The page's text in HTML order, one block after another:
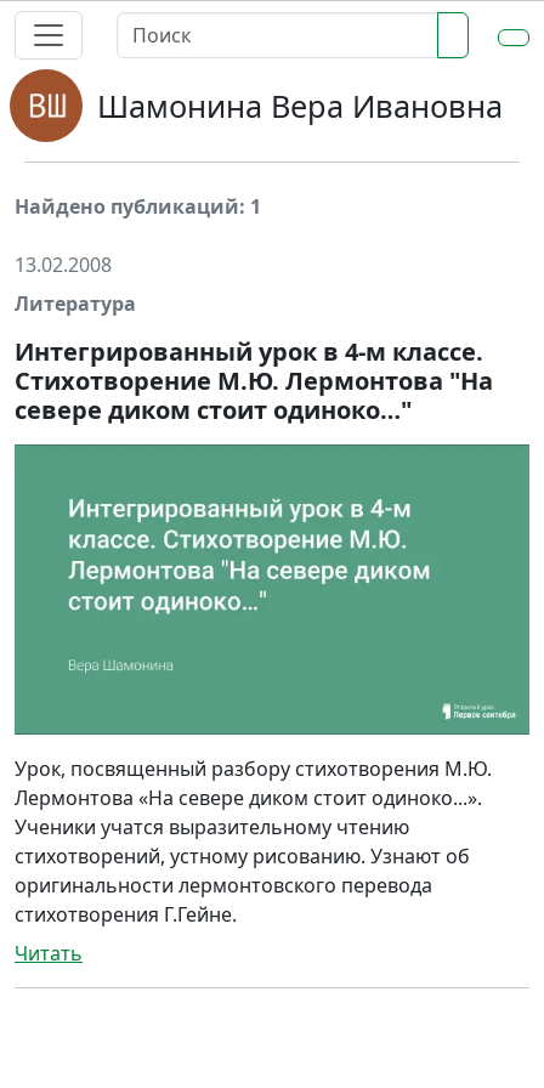
Шамонина Вера Ивановна
Найдено публикаций: 1
13.02.2008
Литература
Интегрированный урок в 4-м классе.
Стихотворение М.Ю. Лермонтова "На
севере диком стоит одиноко…"
Урок, посвященный разбору стихотворения М.Ю.
Лермонтова «На севере диком стоит одиноко...».
Ученики учатся выразительному чтению
стихотворений, устному рисованию. Узнают об
оригинальности лермонтовского перевода
стихотворения Г.Гейне.
Читать